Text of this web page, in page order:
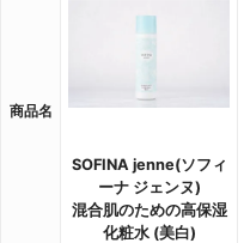
商品名
SOFINA jenne(ソフィ
ーナ ジェンヌ)
混合肌のための高保湿
化粧水 (美白)